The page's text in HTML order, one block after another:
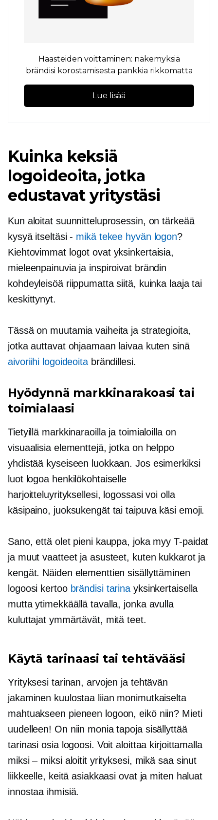
Haasteiden voittaminen: näkemyksiä
brändisi korostamisesta pankkia rikkomatta
Lue lisää
Kuinka keksiä
logoideoita, jotka
edustavat yritystäsi
Kun aloitat suunnitteluprosessin, on tärkeää
kysyä itseltäsi - mikä tekee hyvän logon?
Kiehtovimmat logot ovat yksinkertaisia,
mieleenpainuvia ja inspiroivat brändin
kohdeyleisöä riippumatta siitä, kuinka laaja tai
keskittynyt.
Tässä on muutamia vaiheita ja strategioita,
jotka auttavat ohjaamaan laivaa kuten sinä
aivoriihi logoideoitabrändillesi.
Hyödynnä markkinarakoasi tai
toimialaasi
Tietyillä markkinaraoilla ja toimialoilla on
visuaalisia elementtejä, jotka on helppo
yhdistää kyseiseen luokkaan. Jos esimerkiksi
luot logoa henkilökohtaiselle
harjoitteluyrityksellesi, logossasi voi olla
käsipaino, juoksukengät taitaipuva käsi emoji.
Sano, että olet pieni kauppa, joka myyT-paidat
ja muut vaatteet ja asusteet, kuten kukkarot ja
kengät. Näiden elementtien sisällyttäminen
logoosi kertoo brändisi tarina yksinkertaisella
mutta ytimekkäällä tavalla, jonka avulla
kuluttajat ymmärtävät, mitä teet.
Käytä tarinaasi tai tehtävääsi
Yrityksesi tarinan, arvojen ja tehtävän
jakaminen kuulostaa liian monimutkaiselta
mahtuakseen pieneen logoon, eikö niin? Mieti
uudelleen! On niin monia tapoja sisällyttää
tarinasi osia logoosi. Voit aloittaa kirjoittamalla
miksi – miksi aloitit yrityksesi, mikä saa sinut
liikkeelle, keitä asiakkaasi ovat ja miten haluat
innostaa ihmisiä.